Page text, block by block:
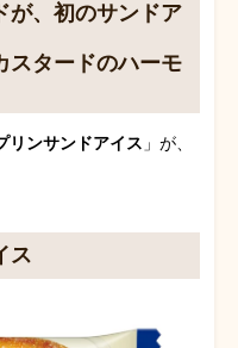
が、初のサンドア
スタードのハーモ
リンサンドアイス 」が、
ス